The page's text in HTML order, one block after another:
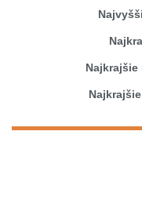
Najkrajšie